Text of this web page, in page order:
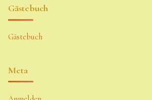
Gästebuch
Gästebuch
Meta